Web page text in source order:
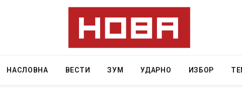
НАСЛОВНА ВЕСТИ ЗУМ УДАРНО ИЗБОР